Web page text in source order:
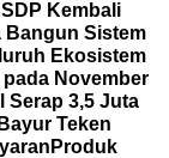
Kembali
Bangun Sistem
Ekosistem
November
Serap 3,5 Juta
Teken
Produk